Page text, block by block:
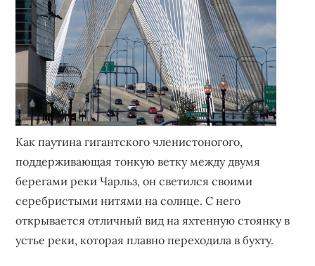
Как паутина гигантского членистоногого,
поддерживающая тонкую ветку между двумя
берегами реки Чарльз, он светился своими
серебристыми нитями на солнце. С него
открывается отличный вид на яхтенную стоянку в
устье реки, которая плавно переходила в бухту.